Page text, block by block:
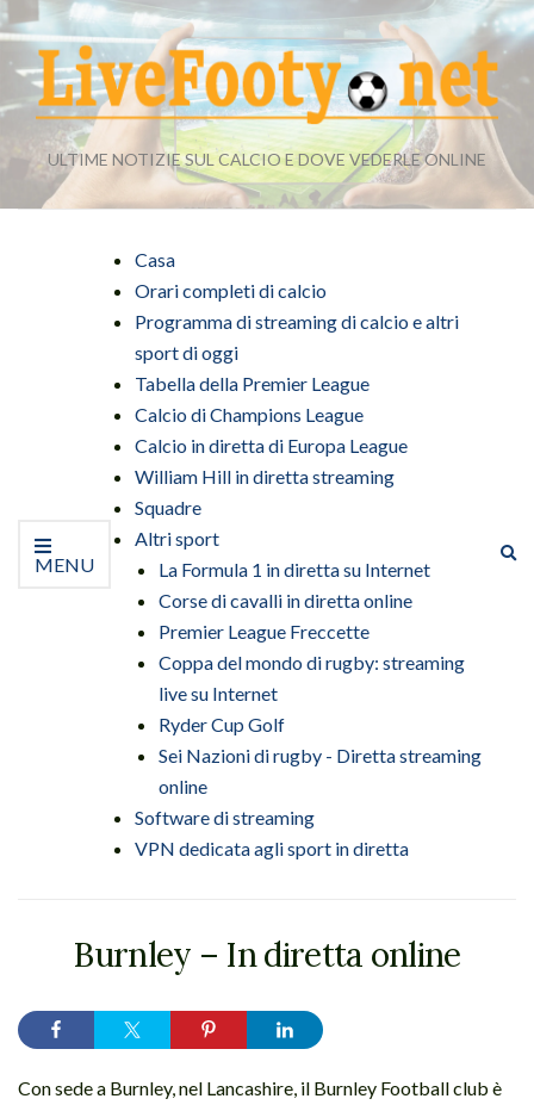
ULTIME NOTIZIE SUL CALCIO E DOVE VEDERLE ONLINE
MENU
Casa
Orari completi di calcio
Programma di streaming di calcio e altri
sport di oggi
Tabella della Premier League
Calcio di Champions League
Calcio in diretta di Europa League
William Hill in diretta streaming
Squadre
Altri sport
La Formula 1 in diretta su Internet
Corse di cavalli in diretta online
Premier League Freccette
Coppa del mondo di rugby: streaming
live su Internet
Ryder Cup Golf
Sei Nazioni di rugby - Diretta streaming
online
Software di streaming
VPN dedicata agli sport in diretta
Burnley – In diretta online
Con sede a Burnley, nel Lancashire, il Burnley Football club è